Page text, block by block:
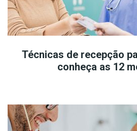
Técnicas de recepção
conheça as 12